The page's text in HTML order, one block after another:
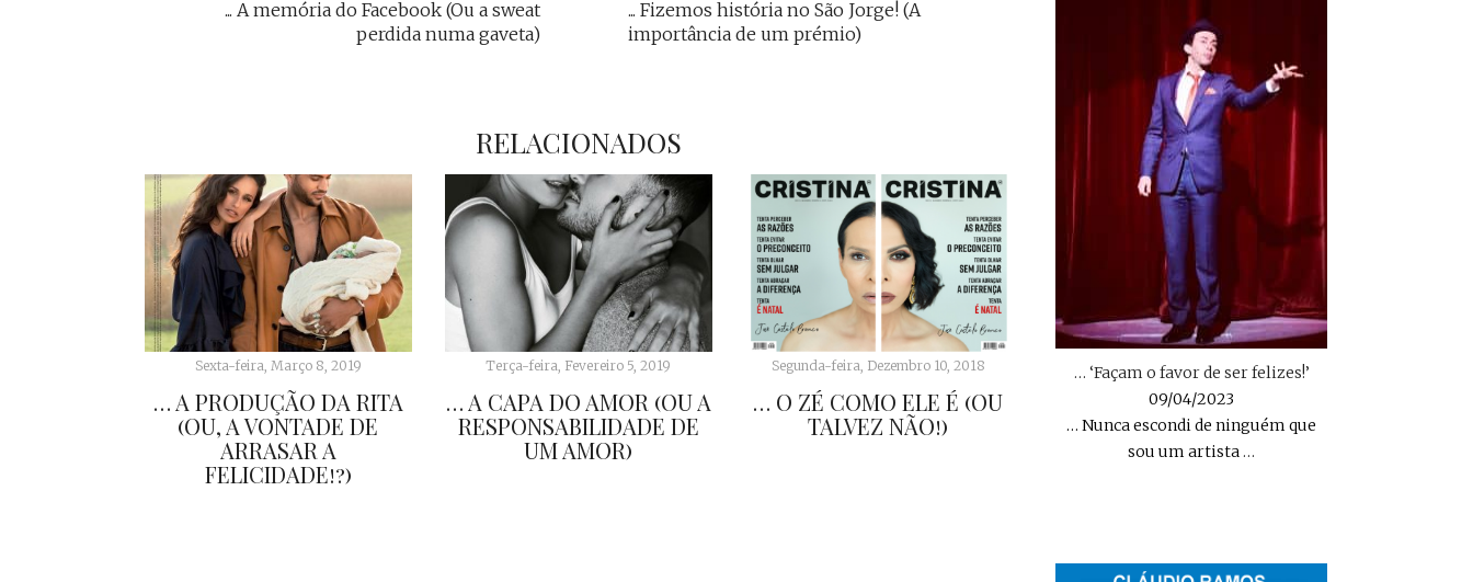
... A memória do Facebook (Ou a sweat
perdida numa gaveta)
... Fizemos história no São Jorge! (A
importância de um prémio)
RELACIONADOS
Sexta-feira, Março 8, 2019
… A PRODUÇÃO DA RITA
(OU, A VONTADE DE
ARRASAR A
FELICIDADE!?)
Terça-feira, Fevereiro 5, 2019
… A CAPA DO AMOR (OU A
RESPONSABILIDADE DE
UM AMOR)
Segunda-feira, Dezembro 10, 2018
… O ZÉ COMO ELE É (OU
TALVEZ NÃO!)
… ‘Façam o favor de ser felizes!’
09/04/2023
… Nunca escondi de ninguém que
sou um artista…